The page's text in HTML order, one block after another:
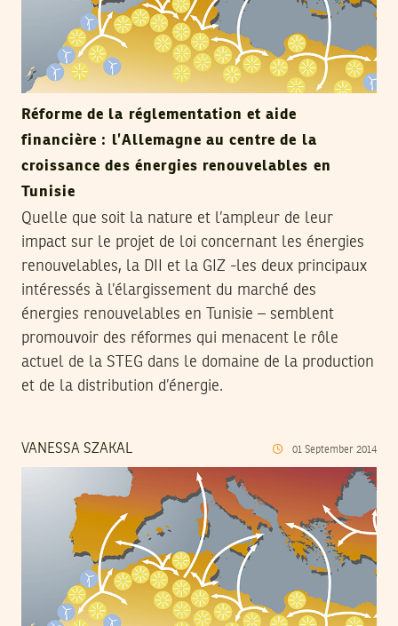
Réforme de la réglementation et aide
financière : l’Allemagne au centre de la
croissance des énergies renouvelables en
Tunisie
Quelle que soit la nature et l’ampleur de leur
impact sur le projet de loi concernant les énergies
renouvelables, la DII et la GIZ -les deux principaux
intéressés à l’élargissement du marché des
énergies renouvelables en Tunisie – semblent
promouvoir des réformes qui menacent le rôle
actuel de la STEG dans le domaine de la production
et de la distribution d’énergie.
VANESSA SZAKAL 01 September 2014